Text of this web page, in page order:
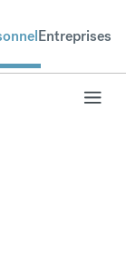
Entreprises